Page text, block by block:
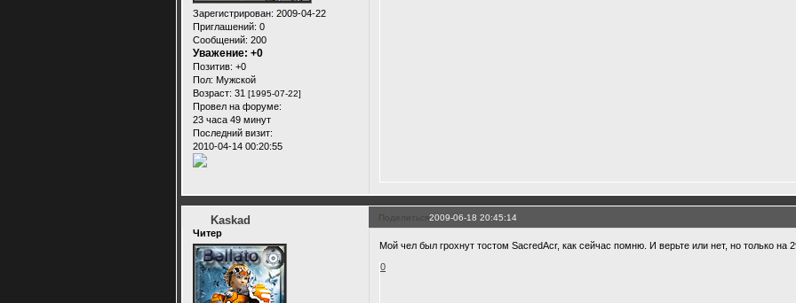
Зарегистрирован: 2009-04-22
Приглашений: 0
Сообщений: 200
Уважение: +0
Позитив: +0
Пол: Мужской
Возраст: 31 [1995-07-22]
Провел на форуме:
23 часа 49 минут
Последний визит:
2010-04-14 00:20:55
Поделиться2009-06-18 20:45:14
Kaskad
Читер
Мой чел был грохнут тостом SacredAcr, как сейчас помню. И верьте или нет, но только на
0